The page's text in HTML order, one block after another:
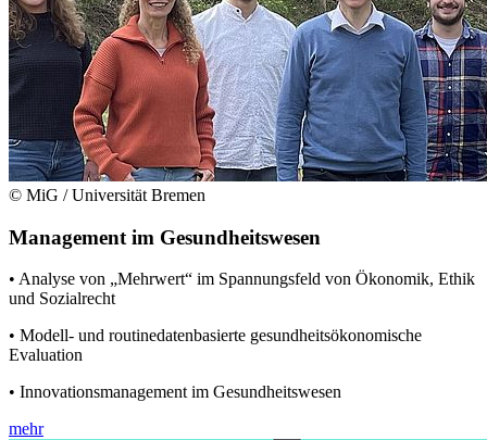
© MiG / Universität Bremen
Management im Gesundheitswesen
• Analyse von „Mehrwert“ im Spannungsfeld von Ökonomik, Ethik
und Sozialrecht
• Modell- und routinedatenbasierte gesundheitsökonomische
Evaluation
• Innovationsmanagement im Gesundheitswesen
mehr